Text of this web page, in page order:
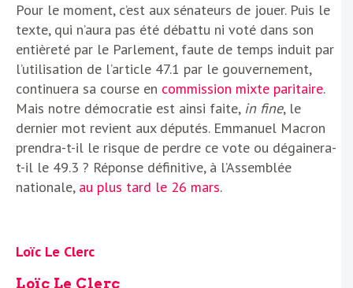
Pour le moment, c’est aux sénateurs de jouer. Puis le
texte, qui n’aura pas été débattu ni voté dans son
entièreté par le Parlement, faute de temps induit par
l’utilisation de l’article 47.1 par le gouvernement,
continuera sa course en commission mixte paritaire.
Mais notre démocratie est ainsi faite, in fine, le
dernier mot revient aux députés. Emmanuel Macron
prendra-t-il le risque de perdre ce vote ou dégainera-
t-il le 49.3 ? Réponse définitive, à l’Assemblée
nationale, au plus tard le 26 mars.
Loïc Le Clerc
Loïc Le Clerc